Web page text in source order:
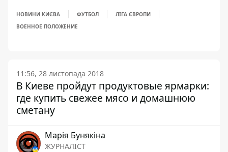
НОВИНИ КИЄВА ФУТБОЛ
ЛІГА ЄВРОПИ
ВОЕННОЕ ПОЛОЖЕНИЕ
11:56, 28 листопада 2018
В Киеве пройдут продуктовые ярмарки:
где купить свежее мясо и домашнюю
сметану
Марія Бунякіна
ЖУРНАЛІСТ